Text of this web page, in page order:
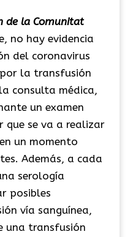
de la Comunitat
no hay evidencia
del coronavirus
la transfusión
consulta médica,
un examen
que se va a realizar
un momento
Además, a cada
serología
posibles
vía sanguínea,
una transfusión